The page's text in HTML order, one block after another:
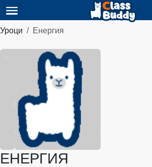
Уроци Енергия
ЕНЕРГИЯ